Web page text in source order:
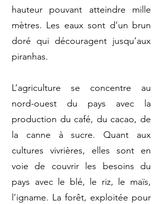
hauteur pouvant atteindre mille
mètres. Les eaux sont d’un brun
doré qui découragent jusqu’aux
piranhas.
L’agriculture se concentre au
nord-ouest du pays avec la
production du café, du cacao, de
la canne à sucre. Quant aux
cultures vivrières, elles sont en
voie de couvrir les besoins du
pays avec le blé, le riz, le maïs,
l’igname. La forêt, exploitée pour